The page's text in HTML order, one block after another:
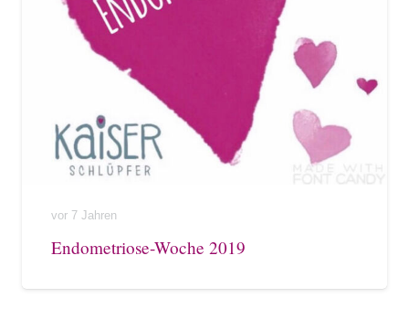
vor 7 Jahren
Endometriose-Woche 2019